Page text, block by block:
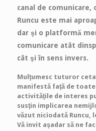
canal de
Runcu este mai
dar şi o platformă
comunicare atât
cât şi în sens invers.
Mulţumesc tuturor
manifestă faţă de
activităţile de interes
susţin implicarea
văzut niciodată Runcu,
Vă invit aşadar să ne